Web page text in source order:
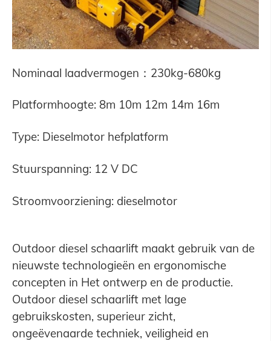
Nominaal laadvermogen：230kg-680kg
Platformhoogte: 8m 10m 12m 14m 16m
Type: Dieselmotor hefplatform
Stuurspanning: 12 V DC
Stroomvoorziening: dieselmotor
Outdoor diesel schaarlift maakt gebruik van de
nieuwste technologieën en ergonomische
concepten in Het ontwerp en de productie.
Outdoor diesel schaarlift met lage
gebruikskosten, superieur zicht,
ongeëvenaarde techniek, veiligheid en